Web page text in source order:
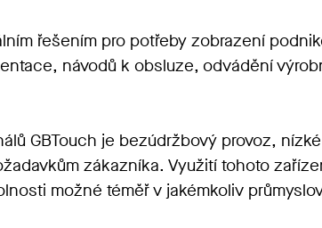
řešením pro potřeby zobrazení
návodů k obsluze, odvádění
GBTouch je bezúdržbový provoz,
zákazníka. Využití tohoto
možné téměř v jakémkoliv